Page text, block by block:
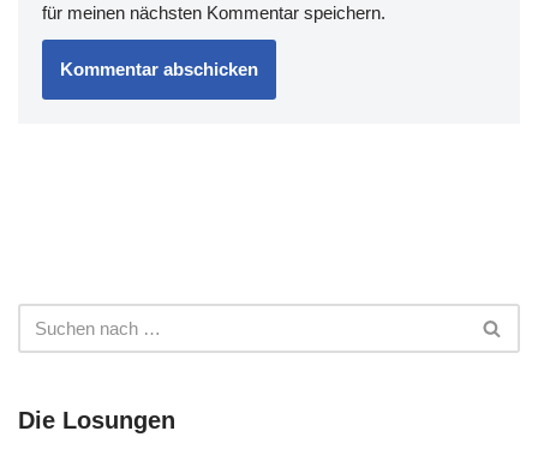
für meinen nächsten Kommentar speichern.
Die Losungen